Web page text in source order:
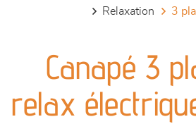
séjours
meubles de complément
relaxation
3
Canapé 3
relax